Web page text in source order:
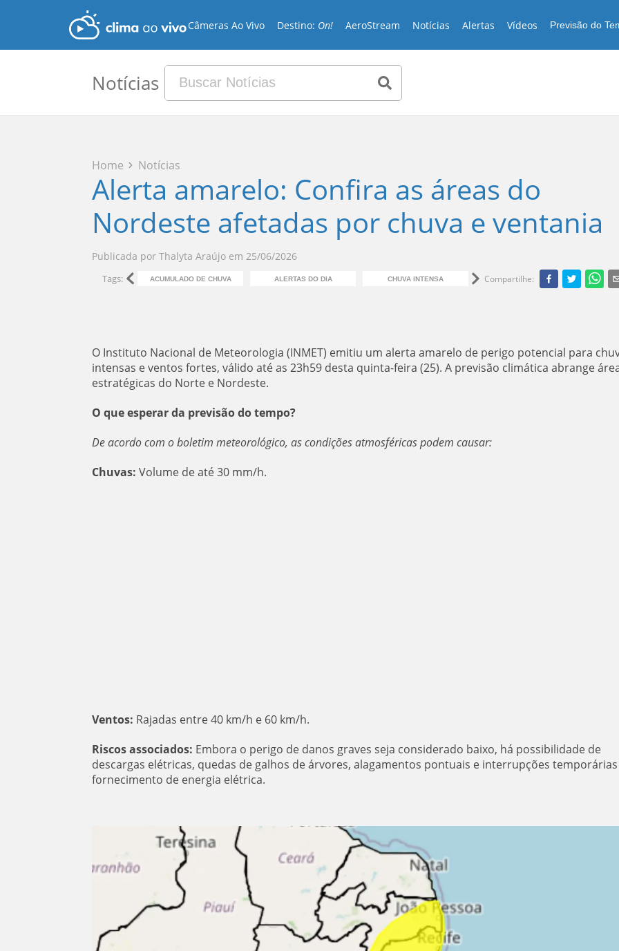
Câmeras Ao Vivo Destino: On! AeroStream Notícias Alertas Vídeos Previsão do
Notícias
Home Notícias
Alerta amarelo: Confira as áreas do
Nordeste afetadas por chuva e ventania
Publicada por Thalyta Araújo em 25/06/2026
Tags: ACUMULADO DE CHUVA ALERTAS DO DIA CHUVA INTENSA VENTANIA
Compartilhe:
O Instituto Nacional de Meteorologia (INMET) emitiu um alerta amarelo de perigo potencial para
intensas e ventos fortes, válido até as 23h59 desta quinta-feira (25). A previsão climática abrange
estratégicas do Norte e Nordeste.
O que esperar da previsão do tempo?
De acordo com o boletim meteorológico, as condições atmosféricas podem causar:
Chuvas: Volume de até 30 mm/h.
Ventos: Rajadas entre 40 km/h e 60 km/h.
Riscos associados: Embora o perigo de danos graves seja considerado baixo, há possibilidade de
descargas elétricas, quedas de galhos de árvores, alagamentos pontuais e interrupções
fornecimento de energia elétrica.